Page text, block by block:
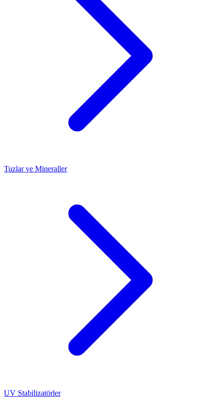
Tuzlar ve Mineraller
UV Stabilizatörler